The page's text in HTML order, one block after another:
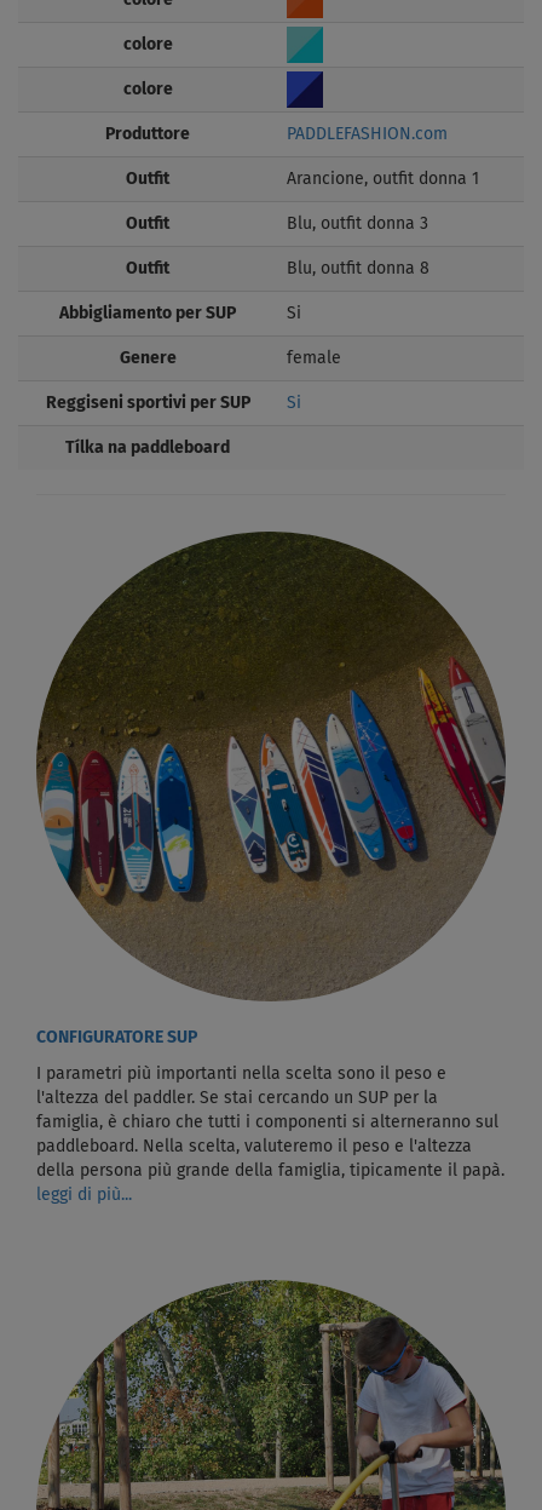
colore
colore
Produttore PADDLEFASHION.com
Outfit Arancione, outfit donna 1
Outfit Blu, outfit donna 3
Outfit Blu, outfit donna 8
Abbigliamento per SUP Si
Genere female
Reggiseni sportivi per SUP Si
Tílka na paddleboard
CONFIGURATORE SUP
I parametri più importanti nella scelta sono il peso e
l'altezza del paddler. Se stai cercando un SUP per la
famiglia, è chiaro che tutti i componenti si alterneranno sul
paddleboard. Nella scelta, valuteremo il peso e l'altezza
della persona più grande della famiglia, tipicamente il papà.
leggi di più...